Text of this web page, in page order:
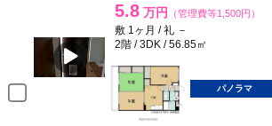
5.8 万円 （管理費等1,500円）
敷 1ヶ月 / 礼 －
2階 / 3DK / 56.85㎡
パノラマ